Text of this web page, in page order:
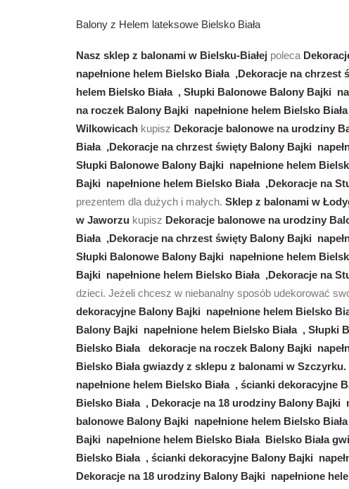
Balony z Helem lateksowe Bielsko Biała
Nasz sklep z balonami w Bielsku-Białej poleca
napełnione helem Bielsko Biała ,Dekoracje na
helem Bielsko Biała , Słupki Balonowe Balony Bajki
na roczek Balony Bajki napełnione helem Bielsko
Wilkowicach kupisz Dekoracje balonowe na urodziny
Biała ,Dekoracje na chrzest święty Balony Bajki
Słupki Balonowe Balony Bajki napełnione helem
Bajki napełnione helem Bielsko Biała ,Dekoracje na
prezentem dla dużych i małych. Sklep z balonami w
w Jaworzu kupisz Dekoracje balonowe na urodziny
Biała ,Dekoracje na chrzest święty Balony Bajki
Słupki Balonowe Balony Bajki napełnione helem
Bajki napełnione helem Bielsko Biała ,Dekoracje na
dzieci. Jeżeli chcesz w niebanalny sposób udekorować
dekoracyjne Balony Bajki napełnione helem Bielsko
Balony Bajki napełnione helem Bielsko Biała ,
Bielsko Biała dekoracje na roczek Balony Bajki
Bielsko Biała gwiazdy z sklepu z balonami w Szczyrku.
napełnione helem Bielsko Biała , ścianki dekoracyjne
Bielsko Biała , Dekoracje na 18 urodziny Balony Bajki
balonowe Balony Bajki napełnione helem Bielsko
Bajki napełnione helem Bielsko Biała Bielsko Biała
Bielsko Biała , ścianki dekoracyjne Balony Bajki
Dekoracje na 18 urodziny Balony Bajki napełnione